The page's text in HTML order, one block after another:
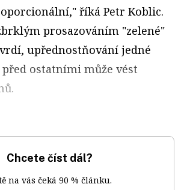
říká Petr Koblic.
prosazováním "zelené"
upřednostňování jedné
ostatními může vést
Chcete číst dál?
na vás čeká 90 % článku.